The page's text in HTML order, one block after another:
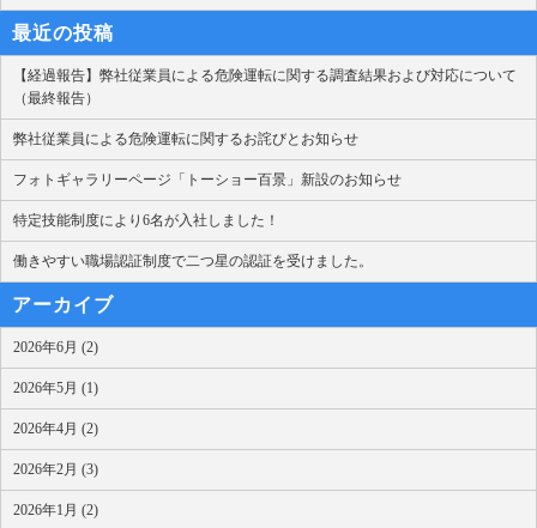
最近の投稿
【経過報告】弊社従業員による危険運転に関する調査結果および対応について
（最終報告）
弊社従業員による危険運転に関するお詫びとお知らせ
フォトギャラリーページ「トーショー百景」新設のお知らせ
特定技能制度により6名が入社しました！
働きやすい職場認証制度で二つ星の認証を受けました。
アーカイブ
2026年6月 (2)
2026年5月 (1)
2026年4月 (2)
2026年2月 (3)
2026年1月 (2)